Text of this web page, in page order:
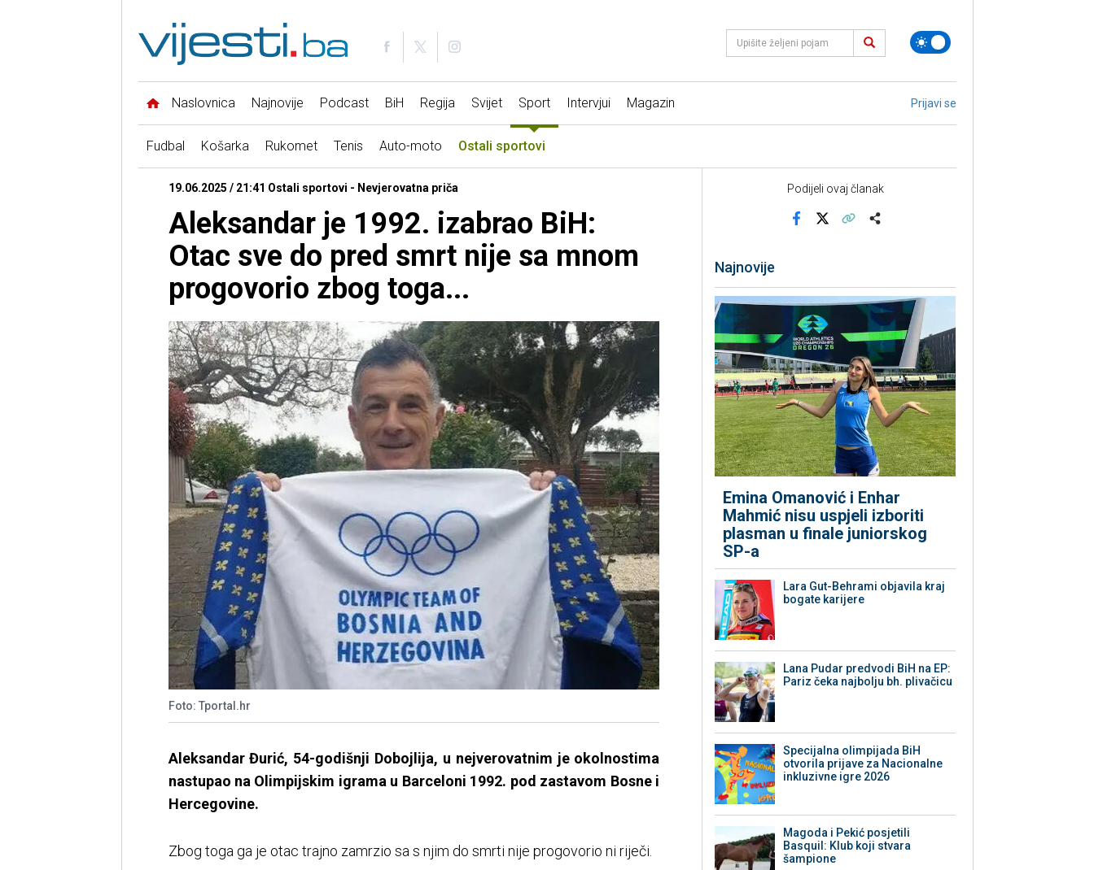
Naslovnica Najnovije Podcast BiH Regija Svijet Sport Intervjui Magazin Prijavi se
Fudbal Košarka Rukomet Tenis Auto-moto Ostali sportovi
19.06.2025 / 21:41 Ostali sportovi - Nevjerovatna priča
Aleksandar je 1992. izabrao BiH:
Otac sve do pred smrt nije sa mnom
progovorio zbog toga...
Foto: Tportal.hr
Aleksandar Đurić, 54-godišnji Dobojlija, u nejverovatnim je okolnostima
nastupao na Olimpijskim igrama u Barceloni 1992. pod zastavom Bosne i
Hercegovine.
Zbog toga ga je otac trajno zamrzio sa s njim do smrti nije progovorio ni riječi.
Podijeli ovaj članak
Najnovije
Emina Omanović i Enhar
Mahmić nisu uspjeli izboriti
plasman u finale juniorskog
SP-a
Lara Gut-Behrami objavila kraj
bogate karijere
Lana Pudar predvodi BiH na EP:
Pariz čeka najbolju bh. plivačicu
Specijalna olimpijada BiH
otvorila prijave za Nacionalne
inkluzivne igre 2026
Magoda i Pekić posjetili
Basquil: Klub koji stvara
šampione